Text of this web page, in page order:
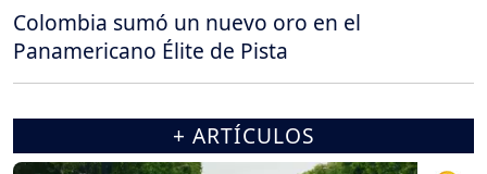
Colombia sumó un nuevo oro en el
Panamericano Élite de Pista
+ ARTÍCULOS